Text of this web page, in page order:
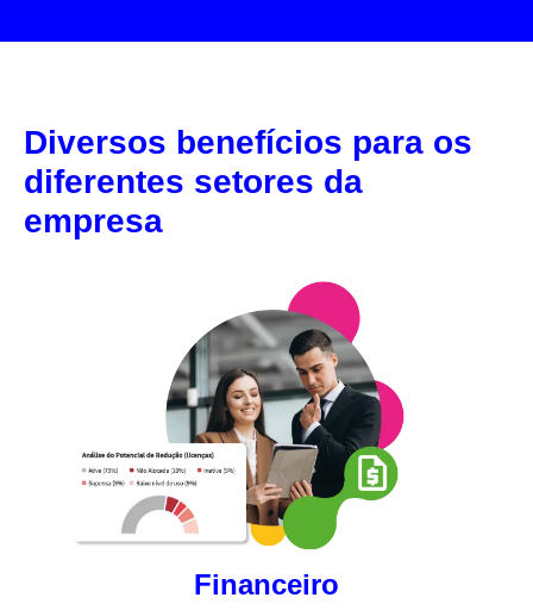
Diversos benefícios para os
diferentes setores da
empresa
Financeiro